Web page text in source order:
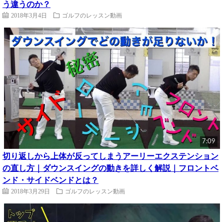
う違うのか？
2018年3月4日 ゴルフのレッスン動画
7:09
切り返しから上体が反ってしまうアーリーエクステンション
の直し方｜ダウンスイングの動きを詳しく解説｜フロントベ
ンド・サイドベンドとは？
2018年3月29日 ゴルフのレッスン動画